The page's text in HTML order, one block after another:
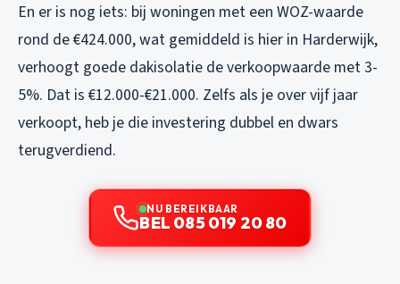
En er is nog iets: bij woningen met een WOZ-waarde
rond de €424.000, wat gemiddeld is hier in Harderwijk,
verhoogt goede dakisolatie de verkoopwaarde met 3-
5%. Dat is €12.000-€21.000. Zelfs als je over vijf jaar
verkoopt, heb je die investering dubbel en dwars
terugverdiend.
NU BEREIKBAAR
BEL 085 019 20 80